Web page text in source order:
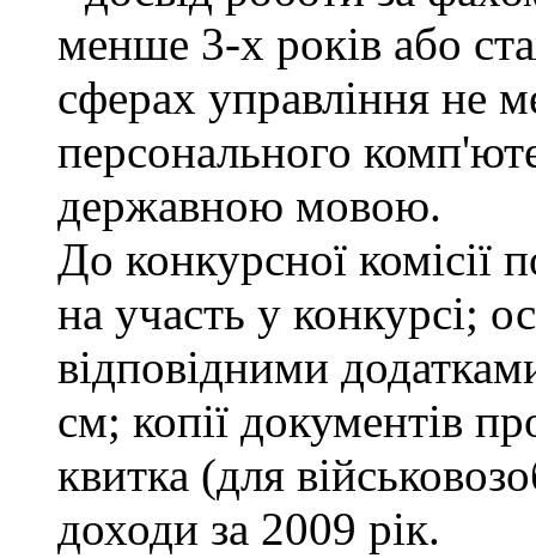
менше 3-х років або
сферах управління не
персонального
державною мовою.
До конкурсної комісії
на участь у конкурсі;
відповідними
см; копії документів
квитка (для
доходи за 2009 рік.